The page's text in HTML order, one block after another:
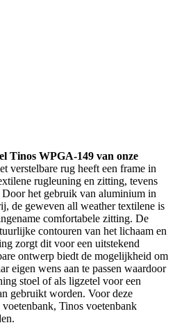
Tinos WPGA-149 van onze
verstelbare rug heeft een frame in
rugleuning en zitting, tevens
het gebruik van aluminium in
de geweven all weather textilene is
comfortabele zitting. De
contouren van het lichaam en
zorgt dit voor een uitstekend
ontwerp biedt de mogelijkheid om
eigen wens aan te passen waardoor
stoel of als ligzetel voor een
gebruikt worden. Voor deze
voetenbank, Tinos voetenbank